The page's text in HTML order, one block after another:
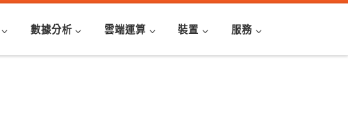
數據分析 雲端運算 裝置 服務